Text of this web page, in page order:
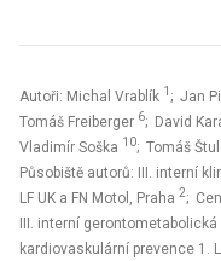
Autoři: Michal Vrablík 1 ; Jan
Tomáš Freiberger 6; David
Vladimír Soška 10; Tomáš
Působiště autorů: III. interní
LF UK a FN Motol, Praha 2;
III. interní
kardiovaskulární prevence 1.